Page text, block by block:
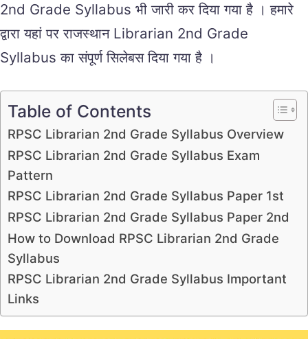
2nd Grade Syllabus भी जारी कर दिया गया है । हमारे
द्वारा यहां पर राजस्थान Librarian 2nd Grade
Syllabus का संपूर्ण सिलेबस दिया गया है ।
Table of Contents
RPSC Librarian 2nd Grade Syllabus Overview
RPSC Librarian 2nd Grade Syllabus Exam
Pattern
RPSC Librarian 2nd Grade Syllabus Paper 1st
RPSC Librarian 2nd Grade Syllabus Paper 2nd
How to Download RPSC Librarian 2nd Grade
Syllabus
RPSC Librarian 2nd Grade Syllabus Important
Links